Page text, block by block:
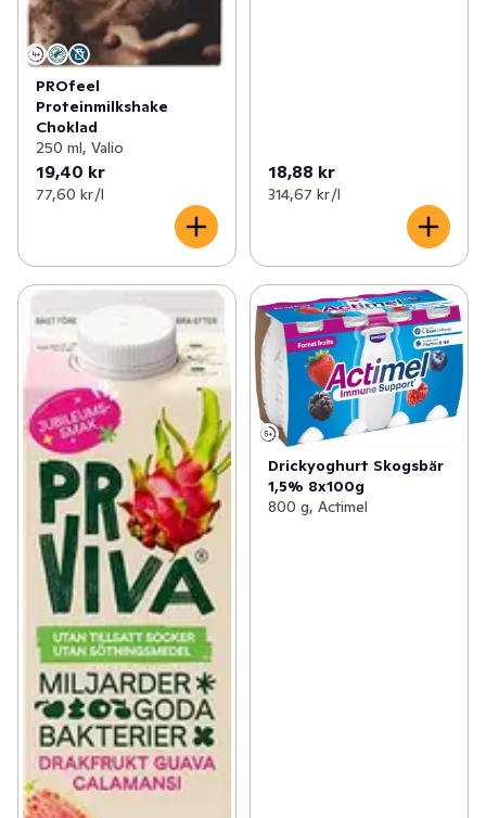
PROfeel
Proteinmilkshake
Choklad
250 ml, Valio
19,40 kr
77,60 kr /l
18,88 kr
314,67 kr /l
Drickyoghurt Skogsbär
1,5% 8x100g
800 g, Actimel